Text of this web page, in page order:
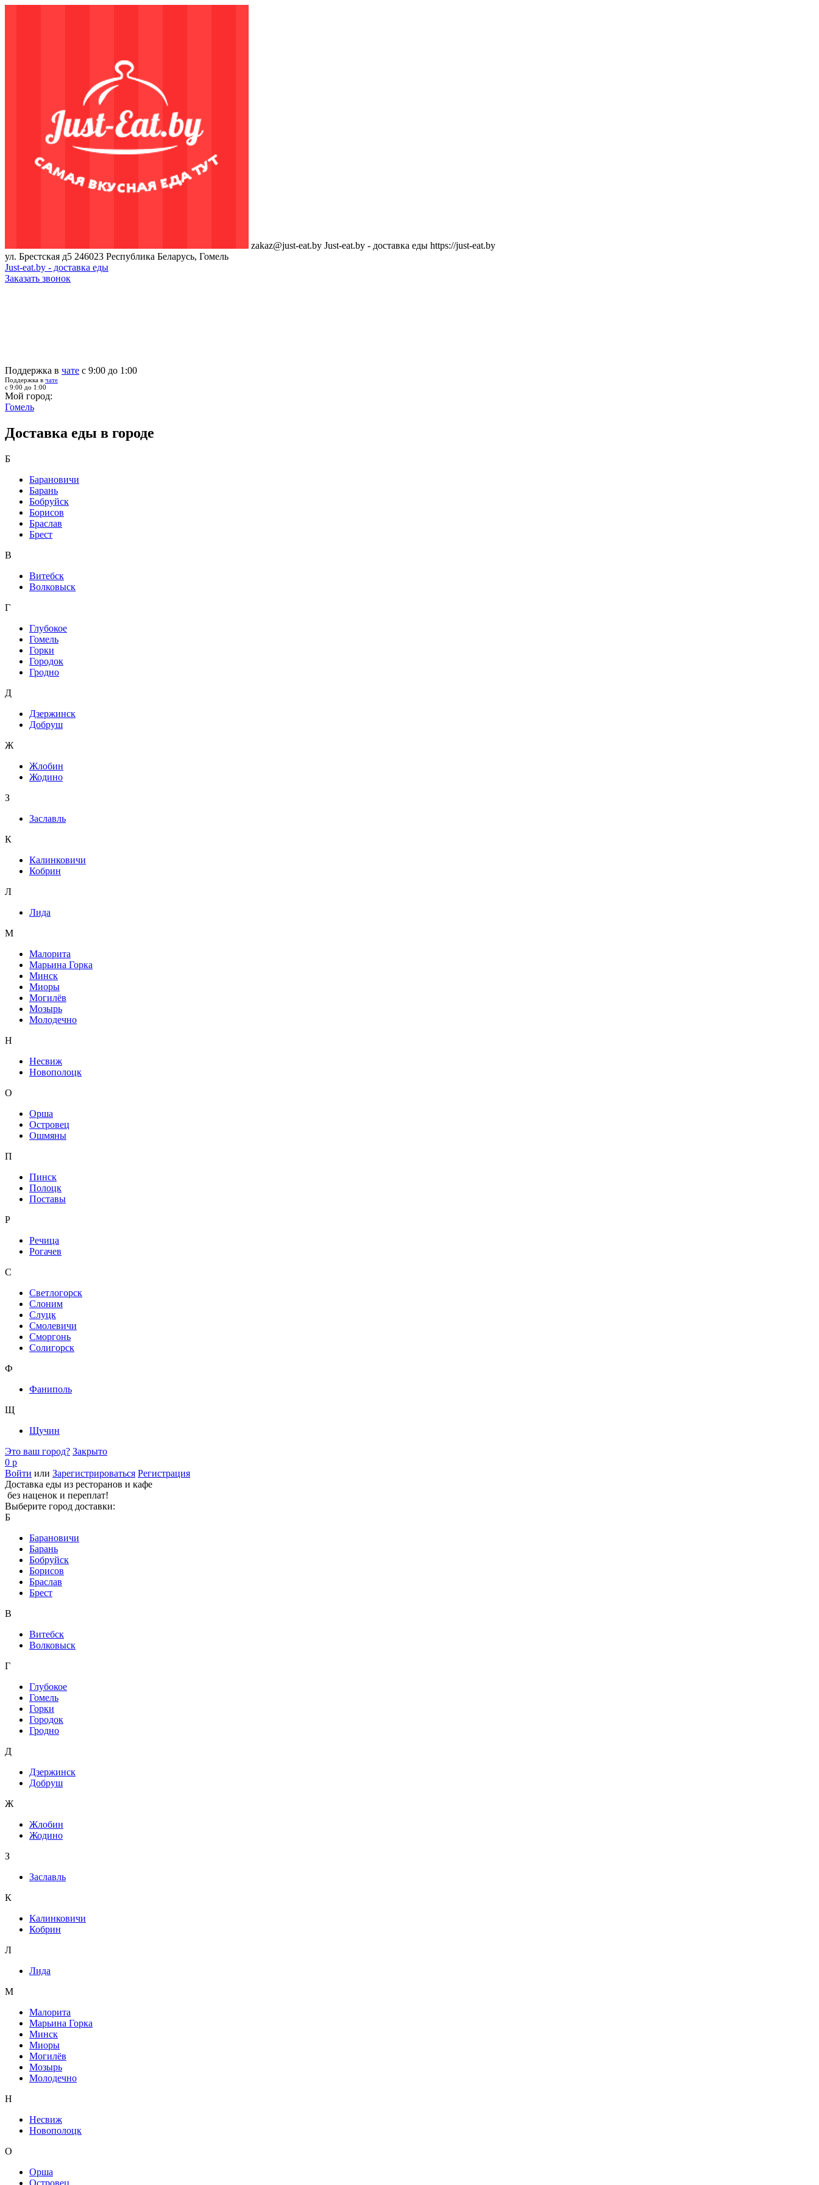
zakaz@just-eat.by Just-eat.by - доставка еды https://just-eat.by
ул. Брестская д5 246023 Республика Беларусь, Гомель
Just-eat.by - доставка еды
Заказать звонок
Поддержка в чате с 9:00 до 1:00
Поддержка в чате
с 9:00 до 1:00
Мой город:
Гомель
Доставка еды в городе
Б
Барановичи
Барань
Бобруйск
Борисов
Браслав
Брест
В
Витебск
Волковыск
Г
Глубокое
Гомель
Горки
Городок
Гродно
Д
Дзержинск
Добруш
Ж
Жлобин
Жодино
З
Заславль
К
Калинковичи
Кобрин
Л
Лида
М
Малорита
Марьина Горка
Минск
Миоры
Могилёв
Мозырь
Молодечно
Н
Несвиж
Новополоцк
О
Орша
Островец
Ошмяны
П
Пинск
Полоцк
Поставы
Р
Речица
Рогачев
С
Светлогорск
Слоним
Слуцк
Смолевичи
Сморгонь
Солигорск
Ф
Фаниполь
Щ
Щучин
Это ваш город? Закрыто
0 р
Войти или Зарегистрироваться Регистрация
Доставка еды из ресторанов и кафе
без наценок и переплат!
Выберите город доставки:
Б
Барановичи
Барань
Бобруйск
Борисов
Браслав
Брест
В
Витебск
Волковыск
Г
Глубокое
Гомель
Горки
Городок
Гродно
Д
Дзержинск
Добруш
Ж
Жлобин
Жодино
З
Заславль
К
Калинковичи
Кобрин
Л
Лида
М
Малорита
Марьина Горка
Минск
Миоры
Могилёв
Мозырь
Молодечно
Н
Несвиж
Новополоцк
О
Орша
Островец